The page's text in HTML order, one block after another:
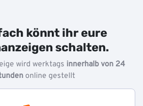
könnt ihr eure
schalten.
wird werktags innerhalb von 24
online gestellt